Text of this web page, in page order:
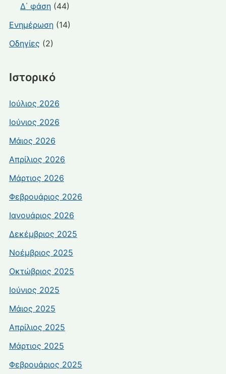
Δ΄ φάση(44)
Ενημέρωση(14)
Οδηγίες (2)
Ιστορικό
Ιούλιος 2026
Ιούνιος 2026
Μάιος 2026
Απρίλιος 2026
Μάρτιος 2026
Φεβρουάριος 2026
Ιανουάριος 2026
Δεκέμβριος 2025
Νοέμβριος 2025
Οκτώβριος 2025
Ιούνιος 2025
Μάιος 2025
Απρίλιος 2025
Μάρτιος 2025
Φεβρουάριος 2025